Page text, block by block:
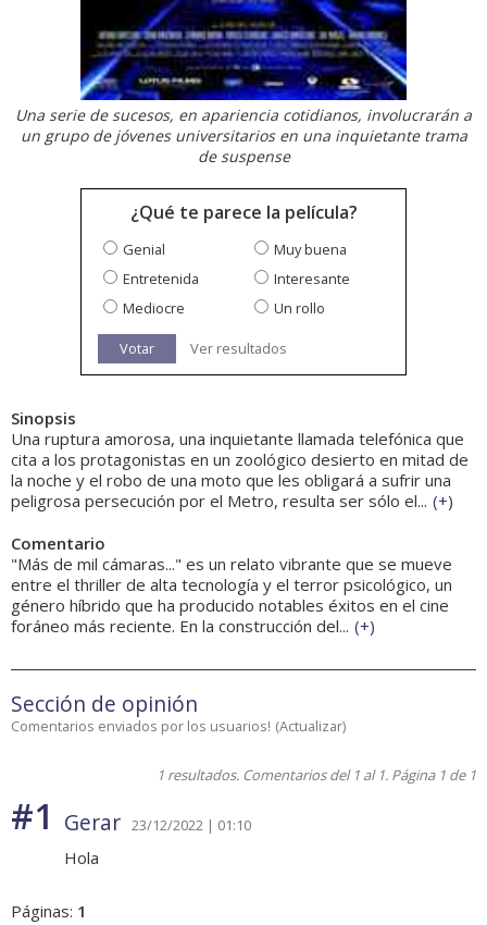
Una serie de sucesos, en apariencia cotidianos, involucrarán a
un grupo de jóvenes universitarios en una inquietante trama
de suspense
¿Qué te parece la película?
Genial
Muy buena
Entretenida
Interesante
Mediocre
Un rollo
Votar Ver resultados
Sinopsis
Una ruptura amorosa, una inquietante llamada telefónica que
cita a los protagonistas en un zoológico desierto en mitad de
la noche y el robo de una moto que les obligará a sufrir una
peligrosa persecución por el Metro, resulta ser sólo el... (+)
Comentario
"Más de mil cámaras..." es un relato vibrante que se mueve
entre el thriller de alta tecnología y el terror psicológico, un
género híbrido que ha producido notables éxitos en el cine
foráneo más reciente. En la construcción del... (+)
Sección de opinión
Comentarios enviados por los usuarios! (Actualizar)
1 resultados. Comentarios del 1 al 1. Página 1 de 1
#1 Gerar 23/12/2022 | 01:10
Hola
Páginas: 1